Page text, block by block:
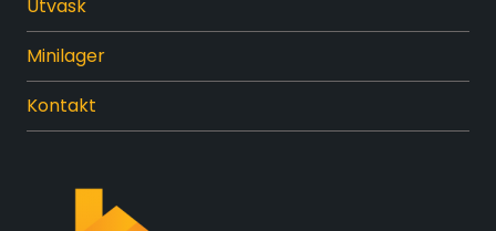
Utvask
Minilager
Kontakt